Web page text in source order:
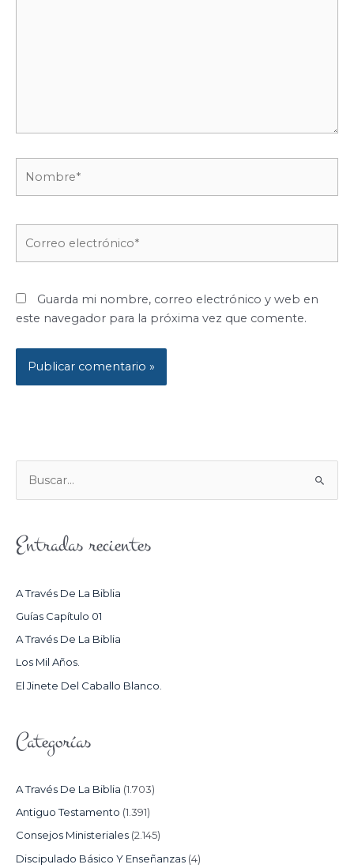
electrónico*
Guarda mi nombre, correo electrónico y web en
este navegador para la próxima vez que comente.
U
C
R
:
Entradas recientes
A Través De La Biblia
Guías Capítulo 01
A Través De La Biblia
Los Mil Años.
El Jinete Del Caballo Blanco.
Categorías
A Través De La Biblia (1.703)
Antiguo Testamento (1.391)
Consejos Ministeriales (2.145)
Discipulado Básico Y Enseñanzas (4)